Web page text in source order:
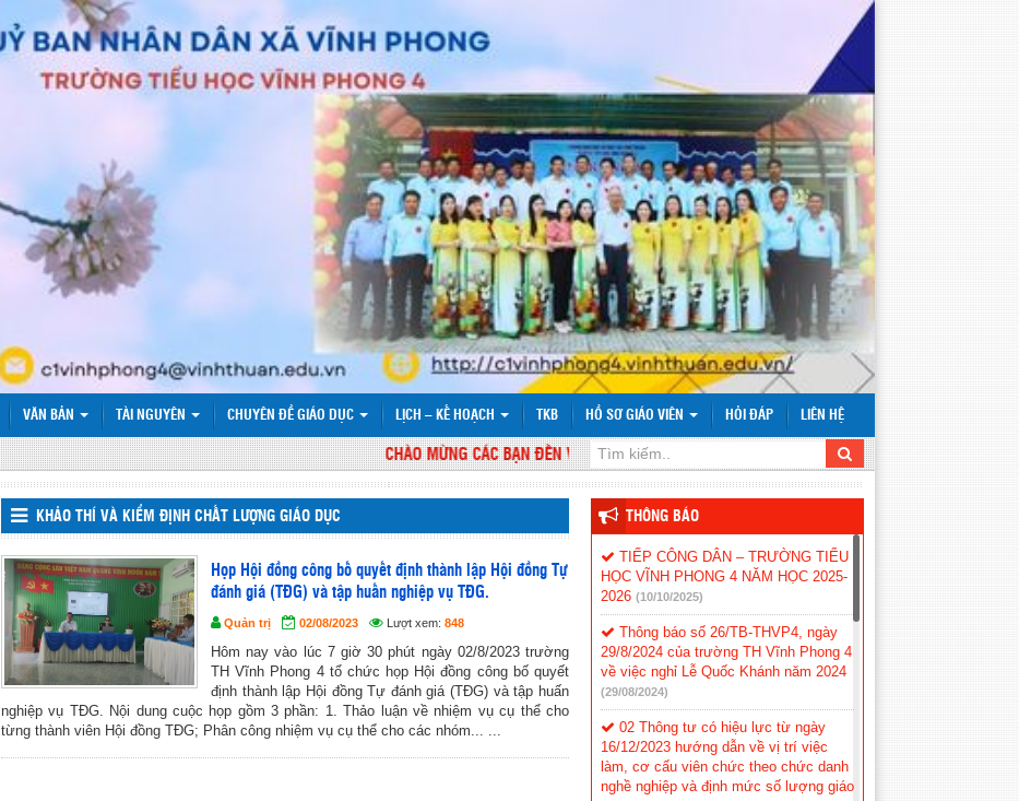
VĂN BẢN TÀI NGUYÊN CHUYÊN ĐỀ GIÁO DỤC LỊCH – KẾ HOẠCH TKB HỒ SƠ GIÁO VIÊN HỎI ĐÁP LIÊN HỆ
CHÀO MỪNG CÁC BẠN ĐẾN VỚI WEBSITE TRƯỜNG TIỂU HỌC VĨNH PHONG 4
KHẢO THÍ VÀ KIỂM ĐỊNH CHẤT LƯỢNG GIÁO DỤC
Họp Hội đồng công bố quyết định thành lập Hội đồng Tự
đánh giá (TĐG) và tập huấn nghiệp vụ TĐG.
Quản trị 02/08/2023 Lượt xem: 848
Hôm nay vào lúc 7 giờ 30 phút ngày 02/8/2023 trường
TH Vĩnh Phong 4 tổ chức họp Hội đồng công bố quyết
định thành lập Hội đồng Tự đánh giá (TĐG) và tập huấn
nghiệp vụ TĐG. Nội dung cuộc họp gồm 3 phần: 1. Thảo luận về nhiệm vụ cụ thể cho
từng thành viên Hội đồng TĐG; Phân công nhiệm vụ cụ thể cho các nhóm... ...
THÔNG BÁO
TIẾP CÔNG DÂN – TRƯỜNG TIỂU
HỌC VĨNH PHONG 4 NĂM HỌC 2025-
2026 (10/10/2025)
Thông báo số 26/TB-THVP4, ngày
29/8/2024 của trường TH Vĩnh Phong 4
về việc nghỉ Lễ Quốc Khánh năm 2024
(29/08/2024)
02 Thông tư có hiệu lực từ ngày
16/12/2023 hướng dẫn về vị trí việc
làm, cơ cấu viên chức theo chức danh
nghề nghiệp và định mức số lượng giáo